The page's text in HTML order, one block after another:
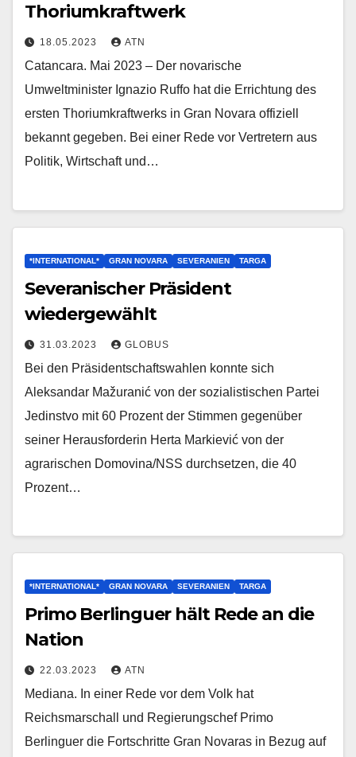
Thoriumkraftwerk
18.05.2023 ATN
Catancara. Mai 2023 – Der novarische
Umweltminister Ignazio Ruffo hat die Errichtung des
ersten Thoriumkraftwerks in Gran Novara offiziell
bekannt gegeben. Bei einer Rede vor Vertretern aus
Politik, Wirtschaft und…
*INTERNATIONAL* GRAN NOVARA SEVERANIEN TARGA
Severanischer Präsident
wiedergewählt
31.03.2023 GLOBUS
Bei den Präsidentschaftswahlen konnte sich
Aleksandar Mažuranić von der sozialistischen Partei
Jedinstvo mit 60 Prozent der Stimmen gegenüber
seiner Herausforderin Herta Markiević von der
agrarischen Domovina/NSS durchsetzen, die 40
Prozent…
*INTERNATIONAL* GRAN NOVARA SEVERANIEN TARGA
Primo Berlinguer hält Rede an die
Nation
22.03.2023 ATN
Mediana. In einer Rede vor dem Volk hat
Reichsmarschall und Regierungschef Primo
Berlinguer die Fortschritte Gran Novaras in Bezug auf